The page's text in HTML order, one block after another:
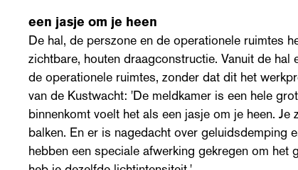
een jasje om je heen
De hal, de perszone en de operationele ruimtes
zichtbare, houten draagconstructie. Vanuit de
de operationele ruimtes, zonder dat dit het
van de Kustwacht: 'De meldkamer is een hele
binnenkomt voelt het als een jasje om je heen. Je
balken. En er is nagedacht over geluidsdemping
hebben een speciale afwerking gekregen om het